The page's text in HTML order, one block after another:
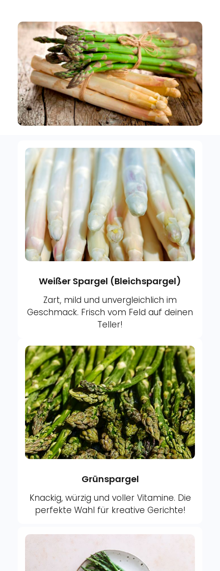
Weißer Spargel (Bleichspargel)
Zart, mild und unvergleichlich im
Geschmack. Frisch vom Feld auf deinen
Teller!
Grünspargel
Knackig, würzig und voller Vitamine. Die
perfekte Wahl für kreative Gerichte!